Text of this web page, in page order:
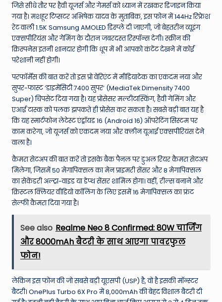
जिसे सीधे तौर पर हैवी यूजर्स और गेमर्स को ध्यान में रखकर डिजाइन किया
गया है। मशहूर टिप्सटर अभिषेक यादव के मुताबिक, इस फोन में 144Hz रिफ्रेश
रेट वाली 1.5K Samsung AMOLED डिस्प्ले दी जाएगी, जो बेहतरीन व्यूइंग
एक्सपीरियंस और गेमिंग के दौरान जबरदस्त रिस्पॉन्स देगी। स्क्रीन की
क्रिस्पनेस इतनी शानदार होगी कि धूप में भी आपको कंटेंट देखने में कोई
परेशानी नहीं होगी।
परफॉर्मेंस की बात करें तो इस प्रो वेरिएंट में मीडियाटेक का एकदम नया और
सुपर-फास्ट ‘डाइमेंसिटी 7400 सुपर’ (MediaTek Dimensity 7400
Super) चिपसेट दिया गया है। यह प्रोसेसर मल्टीटास्किंग, हैवी गेमिंग और
एआई टास्क को पलक झपकते ही प्रोसेस कर सकता है। सबसे बड़ी बात यह है
कि यह स्मार्टफोन लेटेस्ट एंड्रॉयड 16 (Android 16) ऑपरेटिंग सिस्टम पर
काम करेगा, जो यूजर्स को एकदम नया और क्लीन यूआई एक्सपीरियंस देने
वाला है।
कैमरा सेटअप की बात करें तो इसके बैक पैनल पर डुअल रियर कैमरा सेटअप
मिलेगा, जिसमें 50 मेगापिक्सल का मेन प्राइमरी सेंसर और 8 मेगापिक्सल
का सेकेंडरी अल्ट्रा-वाइड या डेप्थ सेंसर शामिल होगा। वहीं, रील्स बनाने और
क्रिस्टल क्लियर वीडियो कॉलिंग के लिए इसमें 16 मेगापिक्सल का फ्रंट
सेल्फी कैमरा दिया गया है।
See also Realme Neo 8 Confirmed: 80W चार्जिंग
और 8000mAh बैटरी के साथ आएगा पावरफुल
फोन!
लेकिन इस फोन की जो सबसे बड़ी यूएसपी (USP) है, वो है इसकी मॉन्स्टर
बैटरी। OnePlus Turbo 6X Pro में 8,000mAh की बेहद विशाल बैटरी दी